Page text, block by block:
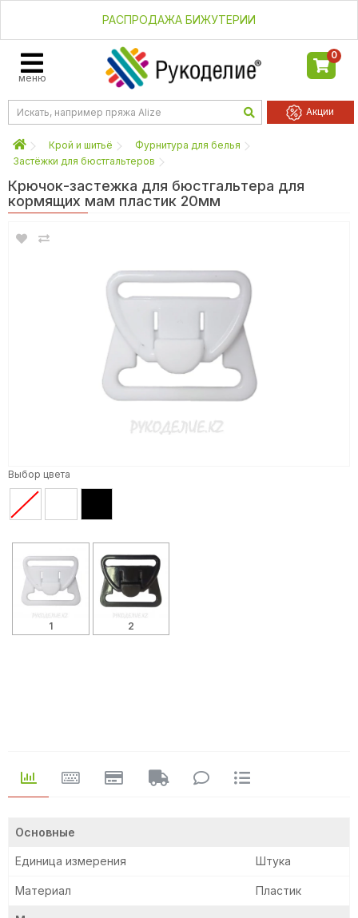
РАСПРОДАЖА БИЖУТЕРИИ
меню
0
Акции
Крой и шитьё
Фурнитура для белья
Застёжки для бюстгальтеров
Крючок-застежка для бюстгальтера для
кормящих мам пластик 20мм
Основные
Единица измерения Штука
Материал Пластик
Выбор цвета
1 2